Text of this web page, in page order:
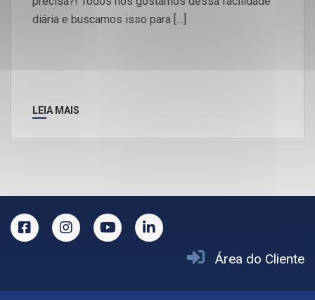
diária e buscamos isso para […]
LEIA MAIS
Área do Cliente